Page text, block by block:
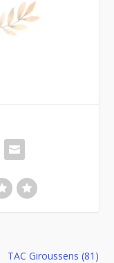
TAC Giroussens (81)